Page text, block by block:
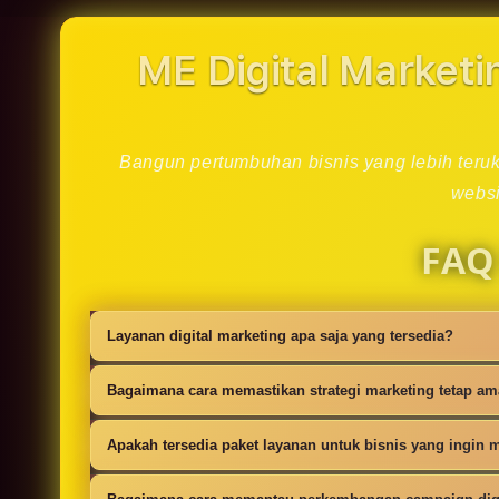
in
modal
ME Digital
Bangun pertumbuhan bisnis yang lebih
Layanan digital marketing apa saja yang tersedia?
Kami menyediakan strategi SEO, iklan
campaign.
Bagaimana cara memastikan strategi marketing tetap
Setiap campaign disusun dengan riset
Apakah tersedia paket layanan untuk bisnis yang ingin
Ya, tersedia paket dasar sampai lanjutan